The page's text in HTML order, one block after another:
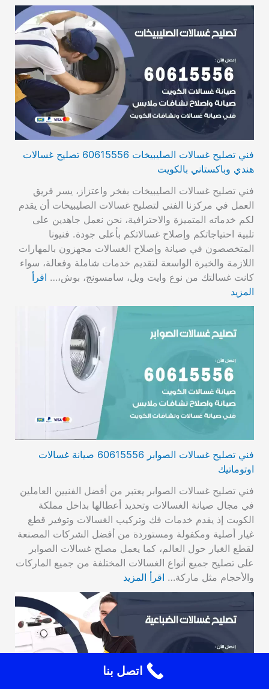
فني تصليح غسالات الصليبيخات 60615556 تصليح غسالات
هندي وباكستاني بالكويت
فني تصليح غسالات الصليبيخات بفخر واعتزاز، يسر فريق
العمل في مركزنا الفني لتصليح غسالات الصليبيخات أن يقدم
لكم خدماته المتميزة والاحترافية، نحن نعمل جاهدين على
تلبية احتياجاتكم وإصلاح غسالاتكم بأعلى جودة. فنيونا
المتخصصون في صيانة وإصلاح الغسالات مجهزون بالمهارات
اللازمة والخبرة الواسعة لتقديم خدمات شاملة وفعالة، سواء
كانت غسالتك من نوع وايت ويل، سامسونج، بوش،… اقرأ
المزيد
فني تصليح غسالات الصوابر 60615556 صيانة غسالات
اوتوماتيك
فني تصليح غسالات الصوابر يعتبر من أفضل الفنيين العاملين
في مجال صيانة الغسالات وتحديد أعطالها بداخل مملكة
الكويت إذ يقدم خدمات فك وتركيب الغسالات وتوفير قطع
غيار أصلية ومكفولة ومستوردة من أفضل الشركات المصنعة
لقطع الغيار حول العالم، كما يعمل مصلح غسالات الصوابر
على تصليح جميع أنواع الغسالات المختلفة من جميع الماركات
والأحجام مثل ماركة… اقرأ المزيد
اتصل بنا